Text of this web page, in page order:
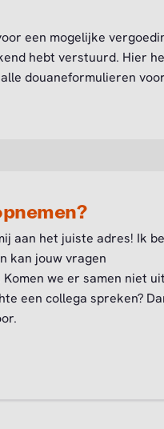
een mogelijke
hebt verstuurd. Hier
douaneformulieren voor
aan het juiste adres! Ik
kan jouw vragen
we er samen niet uit
een collega spreken?